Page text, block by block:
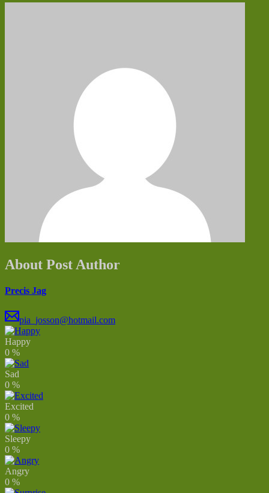
About Post Author
Precis Jag
pia_josson@hotmail.com
Happy
0 %
Sad
0 %
Excited
0 %
Sleepy
0 %
Angry
0 %